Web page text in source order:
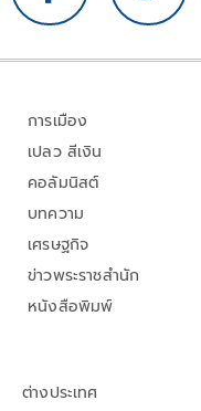
การเมือง
เปลว สีเงิน
คอลัมนิสต์
บทความ
เศรษฐกิจ
ข่าวพระราชสำนัก
หนังสือพิมพ์
ต่างประเทศ